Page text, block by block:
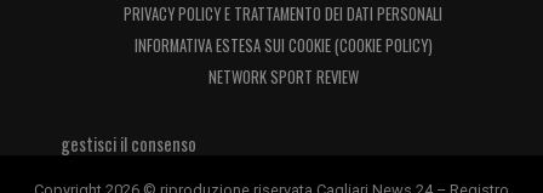
PRIVACY POLICY E TRATTAMENTO DEI DATI PERSONALI
INFORMATIVA ESTESA SUI COOKIE (COOKIE POLICY)
NETWORK SPORT REVIEW
gestisci il consenso